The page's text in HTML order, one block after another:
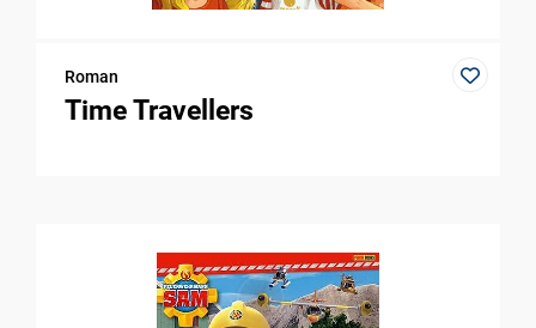
Roman
Time Travellers